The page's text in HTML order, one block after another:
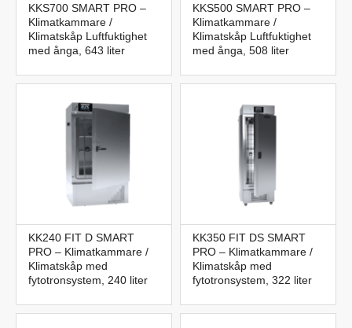
KKS700 SMART PRO –
Klimatkammare /
Klimatskåp Luftfuktighet
med ånga, 643 liter
KKS500 SMART PRO –
Klimatkammare /
Klimatskåp Luftfuktighet
med ånga, 508 liter
KK240 FIT D SMART
PRO – Klimatkammare /
Klimatskåp med
fytotronsystem, 240 liter
KK350 FIT DS SMART
PRO – Klimatkammare /
Klimatskåp med
fytotronsystem, 322 liter